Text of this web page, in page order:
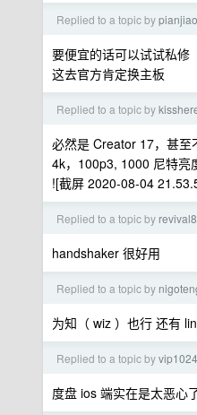
Replied to a topic bypianjiao
要便宜的话可以试试私修
这去官方肯定换主板
Replied to a topic by
必然是 Creator 17，甚
4k，100p3, 1000 尼特亮
![截屏 2020-08-04
Replied to a topic by
handshaker 很好用
Replied to a topic by
为知（ wiz ）也行 还有
Replied to a topic byvip1024
度盘 ios 端实在是太恶心